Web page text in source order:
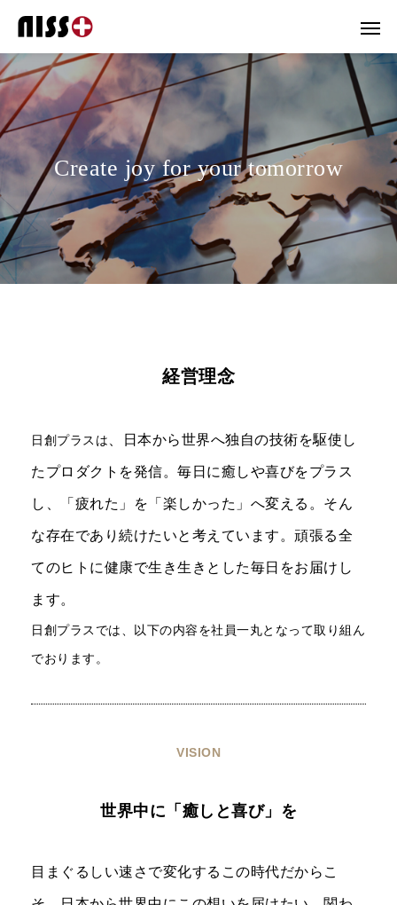
Create joy for your tomorrow
経営理念
日創プラスは 日本から世界へ独自の技術を駆使し
たプロダクトを発信。毎日に癒しや喜びをプラス
し、「疲れた」を「楽しかった」へ変える。そん
な存在であり続けたいと考えています。頑張る全
てのヒトに健康で生き生きとした毎日をお届けし
ます。
日創プラスでは、以下の内容を社員一丸となって取り組ん
でおります。
VISION
世界中に「癒しと喜び」を
目まぐるしい速さで変化するこの時代だからこ